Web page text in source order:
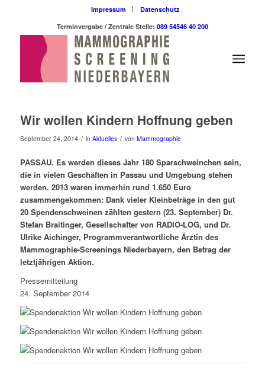
Impressum
Datenschutz
Terminvergabe / Zentrale Stelle: 089 54546 40 200
Wir wollen Kindern Hoffnung geben
September 24, 2014 / in Aktuelles / von Mammographie
PASSAU. Es werden dieses Jahr 180 Sparschweinchen sein,
die in vielen Geschäften in Passau und Umgebung stehen
werden. 2013 waren immerhin rund 1.650 Euro
zusammengekommen: Dank vieler Kleinbeträge in den gut
20 Spendenschweinen zählten gestern (23. September) Dr.
Stefan Braitinger, Gesellschafter von RADIO-LOG, und Dr.
Ulrike Aichinger, Programmverantwortliche Ärztin des
Mammographie-Screenings Niederbayern, den Betrag der
letztjährigen Aktion.
Pressemitteilung
24. September 2014